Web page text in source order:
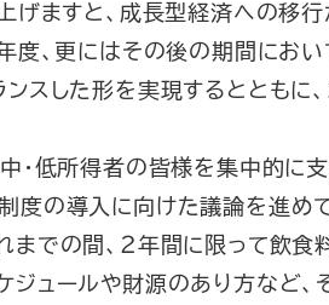
げますと、成長型経済への移
度、更にはその後の期間にお
ンスした形を実現するととも
・低所得者の皆様を集中的に
の導入に向けた議論を進めて
での間、２年間に限って飲
ジュールや財源のあり方など